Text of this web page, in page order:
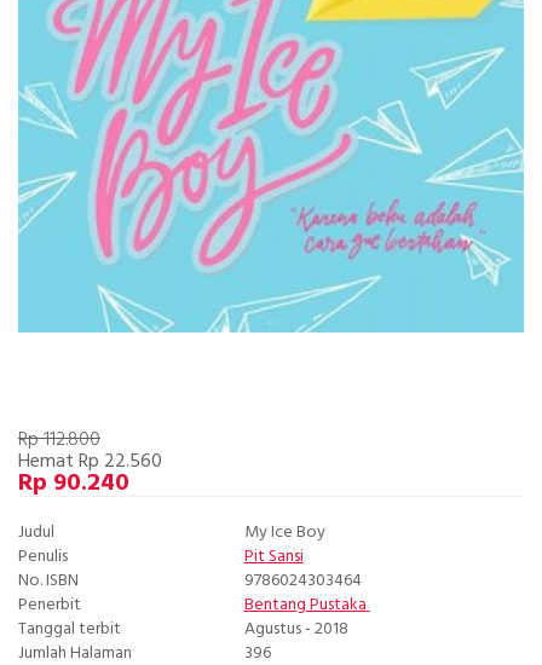
Rp 112.800
Hemat Rp 22.560
Rp 90.240
Judul
My Ice Boy
Penulis
Pit Sansi
No. ISBN
9786024303464
Penerbit
Bentang Pustaka
Tanggal terbit
Agustus - 2018
Jumlah Halaman
396